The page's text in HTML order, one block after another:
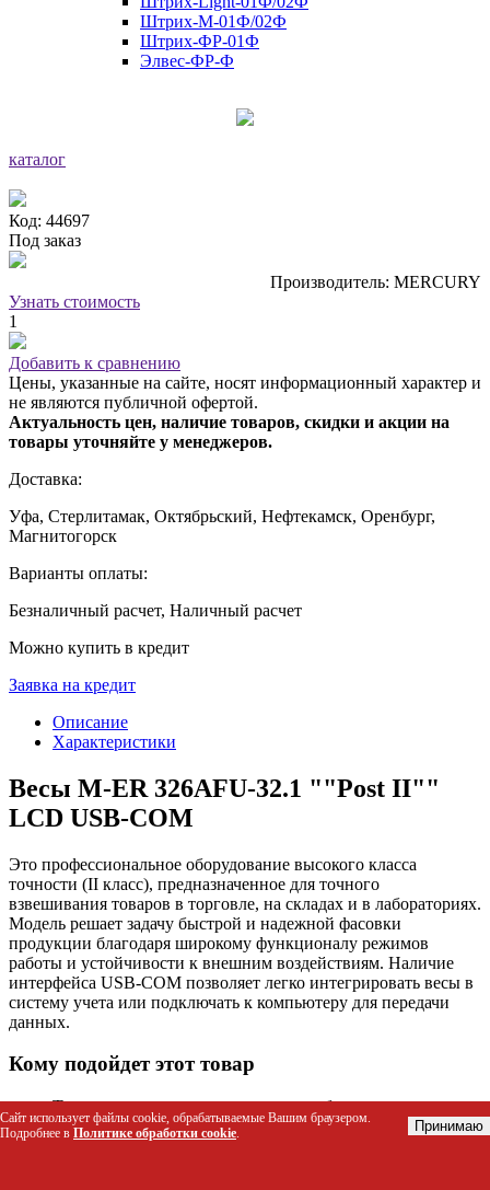
Штрих-М-01Ф/02Ф
Штрих-ФР-01Ф
Элвес-ФР-Ф
каталог
Код: 44697
Под заказ
Производитель: MERCURY
Узнать стоимость
1
Добавить к сравнению
Цены, указанные на сайте, носят информационный характер и
не являются публичной офертой.
Актуальность цен, наличие товаров, скидки и акции на
товары уточняйте у менеджеров.
Доставка:
Уфа, Стерлитамак, Октябрьский, Нефтекамск, Оренбург,
Магнитогорск
Варианты оплаты:
Безналичный расчет, Наличный расчет
Можно купить в кредит
Заявка на кредит
Описание
Характеристики
Весы M-ER 326AFU-32.1 ""Post II""
LCD USB-COM
Это профессиональное оборудование высокого класса
точности (II класс), предназначенное для точного
взвешивания товаров в торговле, на складах и в лабораториях.
Модель решает задачу быстрой и надежной фасовки
продукции благодаря широкому функционалу режимов
работы и устойчивости к внешним воздействиям. Наличие
интерфейса USB-COM позволяет легко интегрировать весы в
систему учета или подключать к компьютеру для передачи
данных.
Кому подойдет этот товар
Торговые точки и магазины, где требуется точная
фасовка продуктов (до 32 кг).
Складские комплексы для инвентаризации и контроля
Сайт использует файлы cookie, обрабатываемые Вашим браузером.
Подробнее в Политике обработки cookie. Принимаю